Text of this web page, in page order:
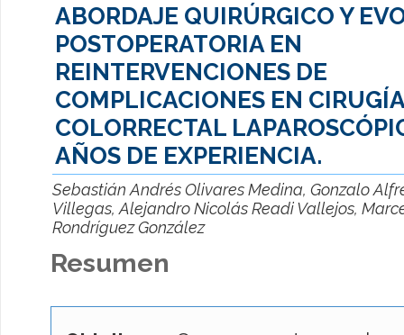
ABORDAJE QUIRÚRGICO Y
POSTOPERATORIA EN
REINTERVENCIONES DE
COMPLICACIONES EN
COLORRECTAL
AÑOS DE EXPERIENCIA.
Sebastián Andrés Olivares Medina, Gonzalo
Villegas, Alejandro Nicolás Readi Vallejos,
Rondríguez González
Resumen